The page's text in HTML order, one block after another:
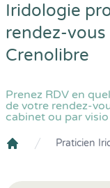
Iridologie
rendez-
Crenolibre
Prenez RDV en
de votre rendez-
cabinet ou par
Praticien